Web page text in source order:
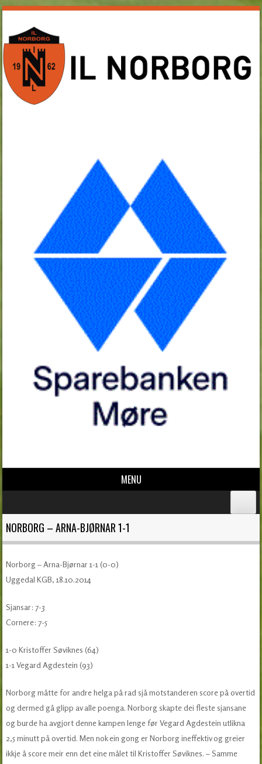
MENU
NORBORG – ARNA-BJØRNAR 1-1
Norborg – Arna-Bjørnar 1-1 (0-0)
Uggedal KGB, 18.10.2014
Sjansar: 7-3
Cornere: 7-5
1-0 Kristoffer Søviknes (64)
1-1 Vegard Agdestein (93)
Norborg måtte for andre helga på rad sjå motstanderen score på overtid
og dermed gå glipp av alle poenga. Norborg skapte dei fleste sjansane
og burde ha avgjort denne kampen lenge før Vegard Agdestein utlikna
2,5 minutt på overtid. Men nok ein gong er Norborg ineffektiv og greier
ikkje å score meir enn det eine målet til Kristoffer Søviknes. – Samme